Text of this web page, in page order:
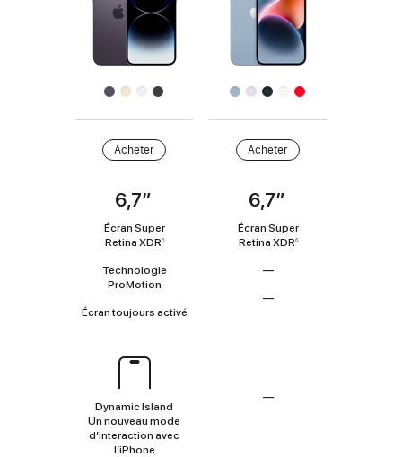
produits
Acheter Acheter
6,7″
Écran Super
Retina XDR◊Renvoi
mentions
Technologie
ProMotion
Écran toujours activé
6,7″
Écran Super
Retina XDR◊Renvoi
—
applicable
—
Dynamic
Dynamic Island
Un nouveau mode
d’interaction avec
l’iPhone
—